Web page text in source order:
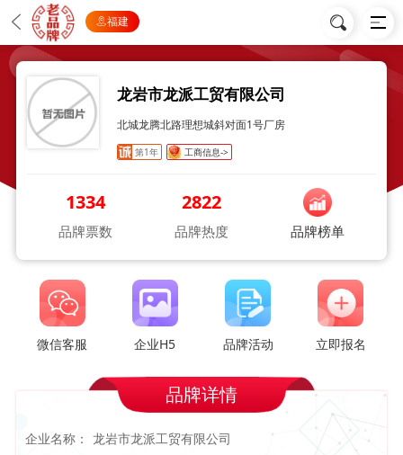
福建
龙岩市龙派工贸有限公司
北城龙腾北路理想城斜对面1号厂房
第1年 工商信息->
1334
品牌票数
2822
品牌热度 品牌榜单
微信客服 企业H5 品牌活动 立即报名
品牌详情
企业名称： 龙岩市龙派工贸有限公司